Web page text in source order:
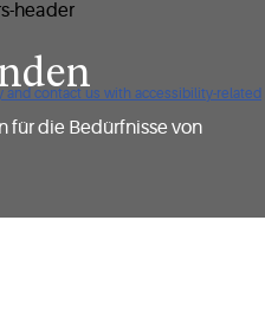
contact us with accessibility-related
für die Bedürfnisse von